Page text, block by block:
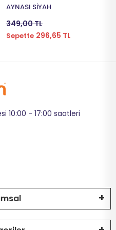
AYNASI SİYAH
349,00 TL
Sepette 296,65 TL
10:00 - 17:00 saatleri